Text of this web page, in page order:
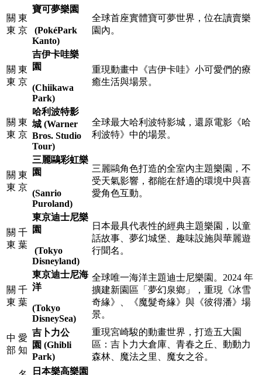
關
東
東
京
寶可夢樂園
(PokéPark
Kanto)
全球首座實體寶可夢世界，位在讀賣樂
園內。
關
東
東
京
吉伊卡哇樂
園
(Chiikawa
Park)
重現動畫中《吉伊卡哇》小可愛們的療
癒生活與場景。
關
東
東
京
哈利波特影
城 (Warner
Bros. Studio
Tour)
全球最大哈利波特影城，還原電影《哈
利波特》中的場景。
關
東
東
京
三麗鷗彩虹樂
園
(Sanrio
Puroland)
三麗鷗角色打造的全室內主題樂園，不
受天氣影響，都能在舒適的環境中與喜
愛角色互動。
關
東
千
葉
東京迪士尼樂
園
(Tokyo
Disneyland)
日本最具代表性的經典主題樂園，以童
話故事、夢幻城堡、趣味設施與華麗遊
行聞名。
關
東
千
葉
東京迪士尼海
洋
(Tokyo
DisneySea)
全球唯一海洋主題迪士尼樂園。2024 年
擴建新園區「夢幻泉鄉」，重現《冰雪
奇緣》、《魔髮奇緣》與《彼得潘》場
景。
中
部
愛
知
吉卜力公
園 (Ghibli
Park)
重現宮崎駿的動畫世界，打造五大園
區：吉卜力大倉庫、青春之丘、動動力
森林、魔法之里、魔女之谷。
日本樂高樂園